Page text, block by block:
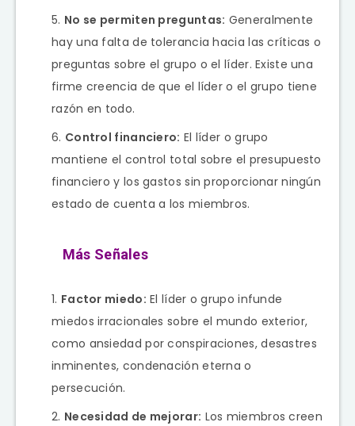
No se permiten preguntas: Generalmente
hay una falta de tolerancia hacia las críticas o
preguntas sobre el grupo o el líder. Existe una
firme creencia de que el líder o el grupo tiene
razón en todo.
Control financiero: El líder o grupo
mantiene el control total sobre el presupuesto
financiero y los gastos sin proporcionar ningún
estado de cuenta a los miembros.
Más Señales
Factor miedo: El líder o grupo infunde
miedos irracionales sobre el mundo exterior,
como ansiedad por conspiraciones, desastres
inminentes, condenación eterna o
persecución.
Necesidad de mejorar: Los miembros creen